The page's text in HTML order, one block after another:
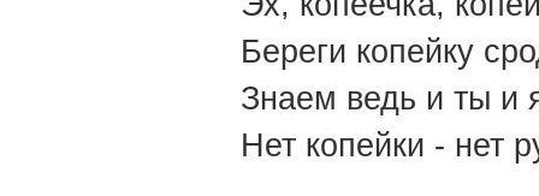
Береги копейку
Знаем ведь и ты и
Нет копейки - нет